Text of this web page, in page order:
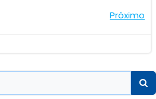
Post
Próximo